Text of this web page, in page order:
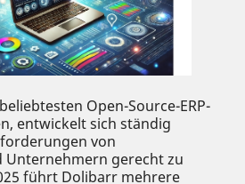
Open-Source-ERP-
entwickelt sich ständig
von
Unternehmern gerecht zu
führt Dolibarr mehrere